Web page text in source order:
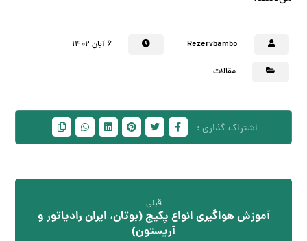
Rezervbambo ۶ آبان ۱۴۰۲
مقالات
قبلی
آموزش هواگیری انواع پکیج (بوتان، ایران رادیاتور و
آریستون)